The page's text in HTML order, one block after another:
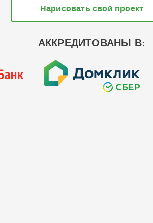
Нарисовать свой проект
АККРЕДИТОВАНЫ В: